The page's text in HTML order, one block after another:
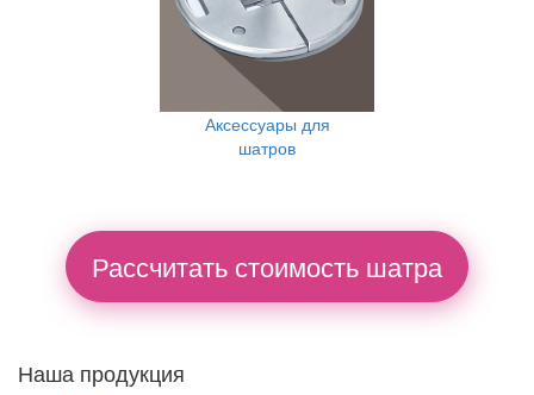
Аксессуары для
шатров
Рассчитать стоимость шатра
Наша продукция